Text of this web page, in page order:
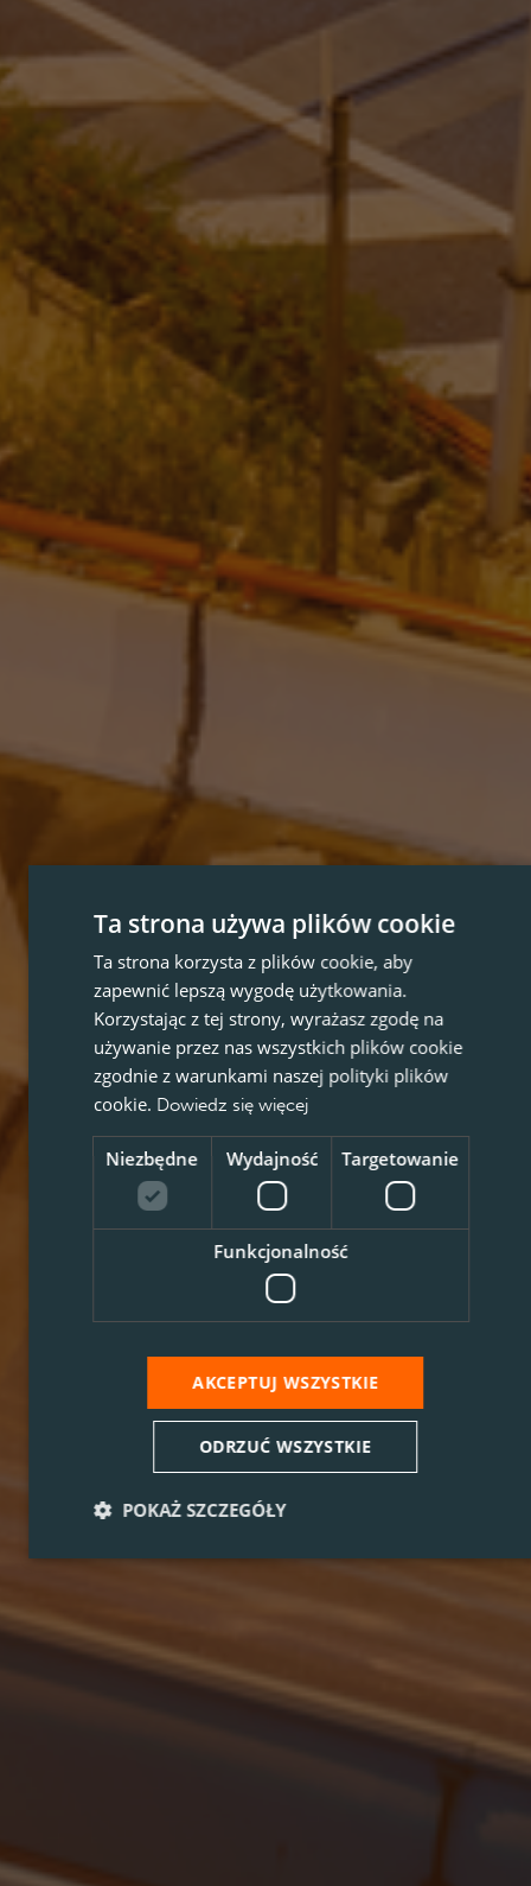
Ta strona używa plików cookie
Ta strona korzysta z plików cookie, aby
zapewnić lepszą wygodę użytkowania.
Korzystając z tej strony, wyrażasz zgodę na
używanie przez nas wszystkich plików cookie
zgodnie z warunkami naszej polityki plików
cookie. Dowiedz się więcej
Niezbędne Wydajność Targetowanie
Funkcjonalność
AKCEPTUJ WSZYSTKIE
ODRZUĆ WSZYSTKIE
POKAŻ SZCZEGÓŁY